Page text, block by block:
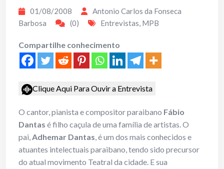
01/08/2008
Antonio Carlos da Fonseca
Barbosa
(0) Entrevistas, MPB
Compartilhe conhecimento
Clique Aqui Para Ouvir a Entrevista
O cantor, pianista e compositor paraibano Fábio
Dantas é filho caçula de uma família de artistas. O
pai,Adhemar Dantas, é um dos mais conhecidos e
atuantes intelectuais paraibano, tendo sido precursor
do atual movimento Teatral da cidade. E sua